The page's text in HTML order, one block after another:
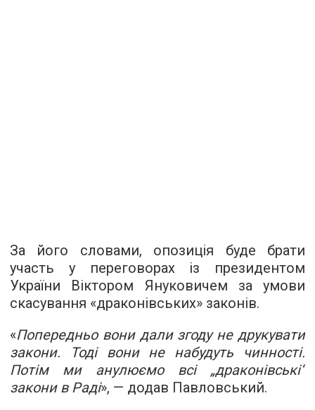
За його словами, опозиція буде брати
участь у переговорах із президентом
України Віктором Януковичем за умови
скасування «драконівських» законів.
«Попередньо вони дали згоду не друкувати
закони. Тоді вони не набудуть чинності.
Потім ми анулюємо всі „драконівські“
закони в Раді», — додав Павловський.